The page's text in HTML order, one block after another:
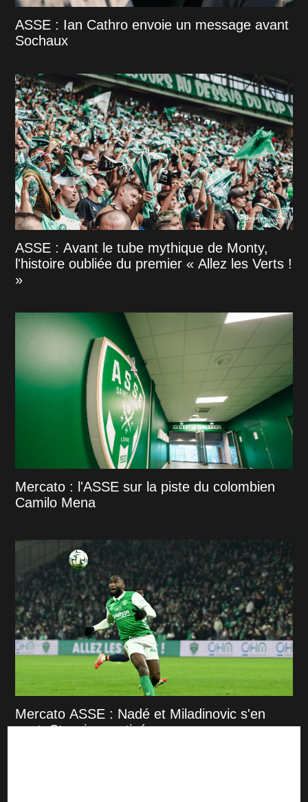
ASSE : Ian Cathro envoie un message avant
Sochaux
ASSE : Avant le tube mythique de Monty,
l'histoire oubliée du premier « Allez les Verts !
»
Mercato : l'ASSE sur la piste du colombien
Camilo Mena
Mercato ASSE : Nadé et Miladinovic s'en
vont, Stassin courtisé